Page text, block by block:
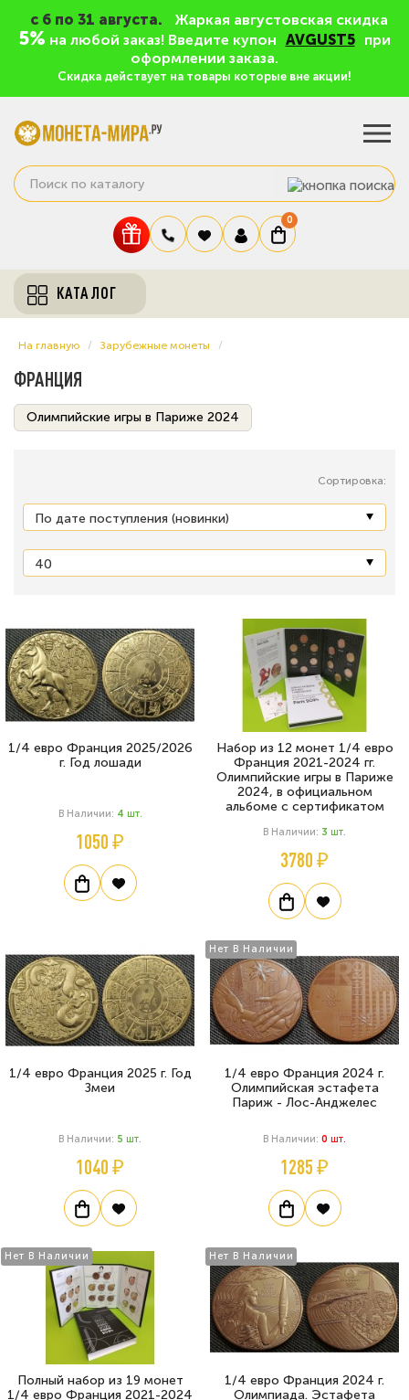
c 6 по 31 августа. Жаркая августовская скидка
5% на любой заказ! Введите купон AVGUST5
при
оформлении заказа.
Скидка действует на товары которые вне акции!
0
КАТАЛОГ
На главную Зарубежные монеты
ФРАНЦИЯ
Олимпийские игры в Париже 2024
Сортировка:
1/4 евро Франция 2025/2026
г. Год лошади
В Наличии: 4 Шт.
1050 ₽
Набор из 12 монет 1/4 евро
Франция 2021-2024 гг.
Олимпийские игры в Париже
2024, в официальном
альбоме с сертификатом
В Наличии: 3 Шт.
3780 ₽
1/4 евро Франция 2025 г. Год
Змеи
В Наличии: 5 Шт.
1040 ₽
Нет В Наличии
1/4 евро Франция 2024 г.
Олимпийская эстафета
Париж - Лос-Анджелес
В Наличии: 0 Шт.
1285 ₽
Нет В Наличии
Полный набор из 19 монет
1/4 евро Франция 2021-2024
Нет В Наличии
1/4 евро Франция 2024 г.
Олимпиада. Эстафета